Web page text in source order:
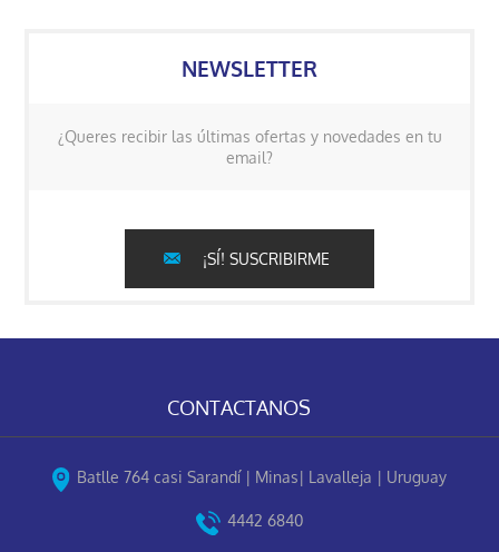
NEWSLETTER
¿Queres recibir las últimas ofertas y novedades en tu
email?
¡SÍ! SUSCRIBIRME
CONTACTANOS
Batlle 764 casi Sarandí | Minas| Lavalleja | Uruguay
4442 6840